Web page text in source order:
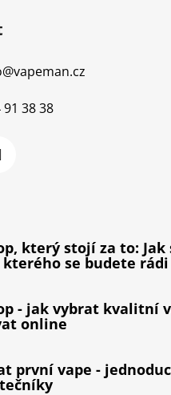
@vapeman.cz
91 38 38
který stojí za to:
kterého se budete
- jak vybrat kvalitní
online
první vape -